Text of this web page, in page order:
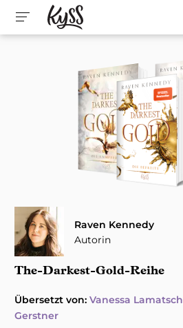
Raven Kennedy
Autorin
The-Darkest-Gold-Reihe
Übersetzt von: Vanessa Lamatsch
Gerstner